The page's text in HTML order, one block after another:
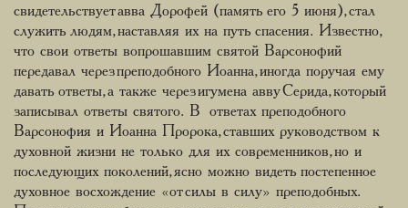
свидетельствует авва Дорофей (память его 5 июня), стал
служить людям, наставляя их на путь спасения. Известно,
что свои ответы вопрошавшим святой Варсонофий
передавал через преподобного Иоанна, иногда поручая ему
давать ответы, а также через игумена авву Серида, который
записывал ответы святого. В ответах преподобного
Варсонофия и Иоанна Пророка, ставших руководством к
духовной жизни не только для их современников, но и
последующих поколений, ясно можно видеть постепенное
духовное восхождение «от силы в силу» преподобных.